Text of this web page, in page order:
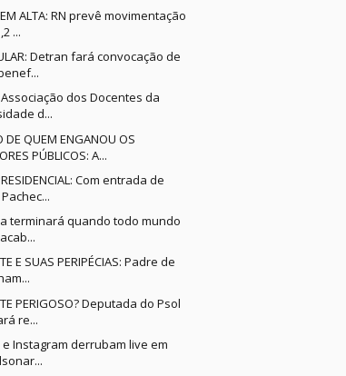
ALTA: RN prevê movimentação
...
Detran fará convocação de
Associação dos Docentes da
d...
DE QUEM ENGANOU OS
PÚBLICOS: A...
Com entrada de
terminará quando todo mundo
E SUAS PERIPÉCIAS: Padre de
PERIGOSO? Deputada do Psol
re...
e Instagram derrubam live em